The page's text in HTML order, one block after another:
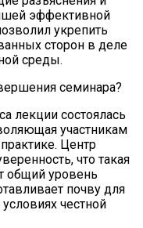
эффективной
укрепить
сторон в деле
среды.
семинара?
лекции состоялась
участникам
Центр
что такая
общий уровень
почву для
честной